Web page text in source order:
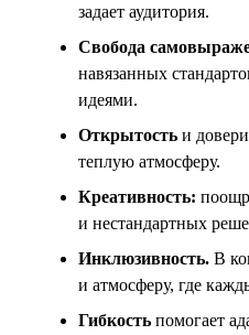
задает аудитория.
Свобода
навязанных
идеями.
Открытость и
теплую атмосферу.
Креативность:
и нестандартных
Инклюзивность. В
и атмосферу, где
Гибкость помогает